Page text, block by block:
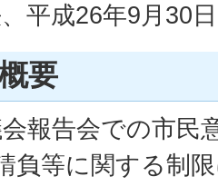
平成26年9月30
要
報告会での市民
負等に関する制